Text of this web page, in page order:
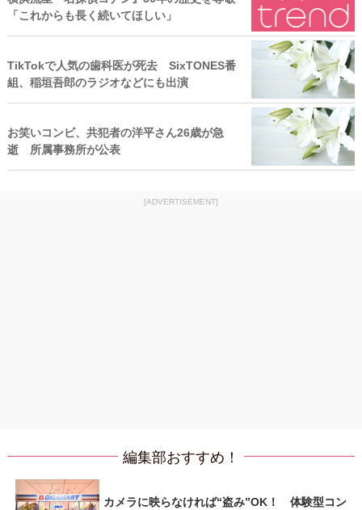
「これからも長く続いてほしい」
TikTokで人気の歯科医が死去 SixTONES番
組、稲垣吾郎のラジオなどにも出演
お笑いコンビ、共犯者の洋平さん26歳が急
逝 所属事務所が公表
[ADVERTISEMENT]
編集部おすすめ！
カメラに映らなければ“盗み”OK！ 体験型コン